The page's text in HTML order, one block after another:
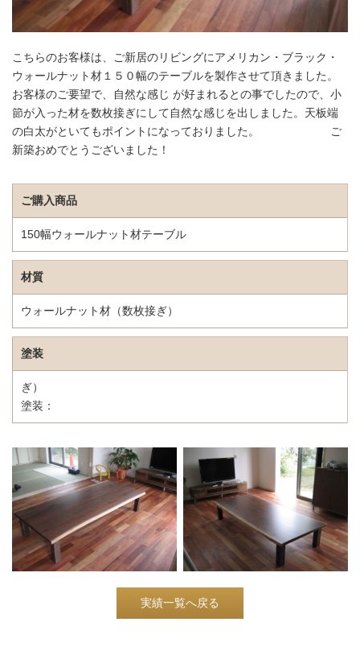
こちらのお客様は、ご新居のリビングにアメリカン・ブラック・
ウォールナット材１５０幅のテーブルを製作させて頂きました。
お客様のご要望で、自然な感じ が好まれるとの事でしたので、小
節が入った材を数枚接ぎにして自然な感じを出しました。天板端
の白太がといてもポイントになっておりました。 ご
新築おめでとうございました！
ご購入商品
150幅ウォールナット材テーブル
材質
ウォールナット材（数枚接ぎ）
塗装
ぎ）
塗装：
実績一覧へ戻る